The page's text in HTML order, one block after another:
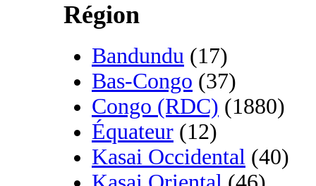
Région
Bandundu (17)
Bas-Congo (37)
Congo (RDC) (1880)
Équateur (12)
Kasai Occidental (40)